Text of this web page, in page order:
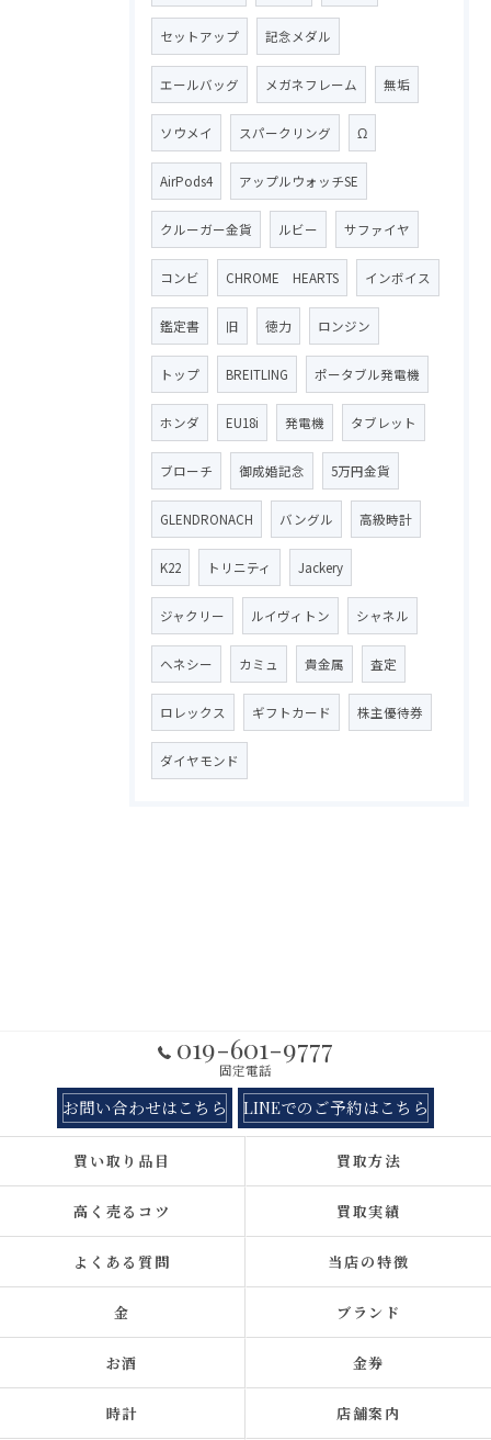
セットアップ 記念メダル
エールバッグ メガネフレーム 無垢
ソウメイ スパークリング Ω
AirPods4 アップルウォッチSE
クルーガー金貨 ルビー サファイヤ
コンビ CHROME HEARTS インボイス
鑑定書 旧 徳力 ロンジン
トップ BREITLING ポータブル発電機
ホンダ EU18i 発電機 タブレット
ブローチ 御成婚記念 5万円金貨
GLENDRONACH バングル 高級時計
K22 トリニティ Jackery
ジャクリー ルイヴィトン シャネル
ヘネシー カミュ 貴金属 査定
ロレックス ギフトカード 株主優待券
ダイヤモンド
019-601-9777
固定電話
お問い合わせはこちら LINEでのご予約はこちら
買い取り品目 買取方法
高く売るコツ 買取実績
よくある質問 当店の特徴
金 ブランド
お酒 金券
時計 店舗案内